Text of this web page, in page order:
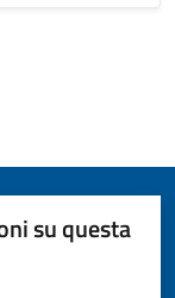
su questa